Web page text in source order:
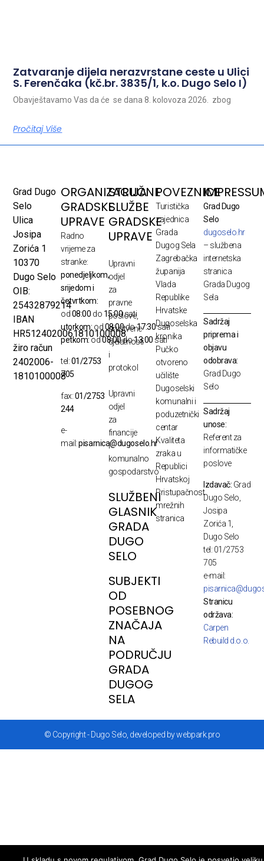
Zatvaranje dijela nerazvrstane ceste u Ulici
S. Ferenčaka (kč.br. 3835/1, k.o. Dugo Selo I)
Obavještavamo Vas da će se dana 8. kolovoza 2026. zbog
Pročitaj Više
Grad Dugo
Selo
Ulica
Josipa
Zorića 1
10370
Dugo Selo
OIB:
25432879214
IBAN
HR5124020061810100008
žiro račun
2402006-
1810100008
ORGANIZACIJA
GRADSKE
UPRAVE
Radno
vrijeme za
stranke:
ponedjeljkom,
srijedom i
četvrtkom:
od08:00 do 15:00sati
utorkom: od08:00do17:30sati
petkom:od08:00do13:00 sati
tel:01/2753
705
fax:01/2753
244
e-
mail:pisarnica@dugoselo.hr
STRUČNE
SLUŽBE
GRADSKE
UPRAVE
Upravni
odjel
za
pravne
poslove,
društvene
djelatnosti
i
protokol
Upravni
odjel
za
financije
i
komunalno
gospodarstvo
SLUŽBENI
GLASNIK
GRADA
DUGO
SELO
SUBJEKTI
OD
POSEBNOG
ZNAČAJA
NA
PODRUČJU
GRADA
DUGOG
SELA
POVEZNICE
Turistička
zajednica
Grada
Dugog Sela
Zagrebačka
županija
Vlada
Republike
Hrvatske
Dugoselska
kronika
Pučko
otvoreno
učilište
Dugoselski
komunalni i
poduzetnički
centar
Kvaliteta
zraka u
Republici
Hrvatskoj
Pristupačnost
mrežnih
stranica
Grad Dugo
Selo
dugoselo.hr
– službena
internetska
stranica
Grada Dugog
Sela
Sadržaj
priprema i
objavu
odobrava:
Grad Dugo
Selo
Sadržaj
unose:
Referent za
informatičke
poslove
Izdavač: Grad
Dugo Selo,
Josipa
Zorića 1,
Dugo Selo
tel: 01/2753
705
e-mail:
Stranicu
održava:
Carpen
Rebuild d.o.o.
© Copyright - Dugo Selo, developed by webpark.pro